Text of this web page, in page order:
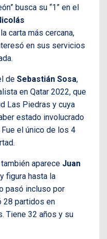
busca su “1” en el
carta más cercana,
en sus servicios
de Sebastián Sosa,
en Qatar 2022, que
Las Piedras y cuya
estado involucrado
el único de los 4
aparece Juan
figura hasta la
pasó incluso por
28 partidos en
Tiene 32 años y su